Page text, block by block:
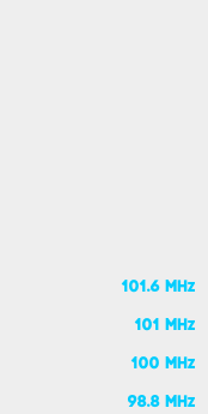
101.6 MHz
101 MHz
100 MHz
98.8 MHz